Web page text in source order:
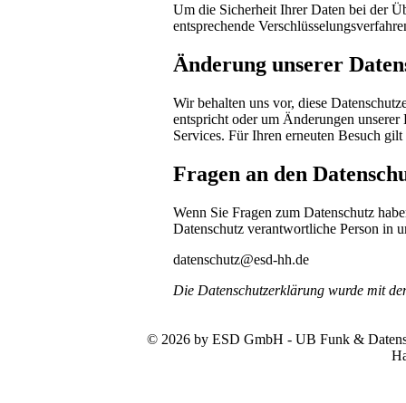
Um die Sicherheit Ihrer Daten bei der
entsprechende
Änderung unserer
Wir behalten uns vor, diese
entspricht oder um Änderungen
Services. Für Ihren erneuten Besuch
Fragen an den
Wenn Sie Fragen zum Datenschutz
Datenschutz verantwortliche Person in
datenschutz@esd-hh.de
Die Datenschutzerklärung wurde mit
© 2026 by ESD GmbH - UB Funk &